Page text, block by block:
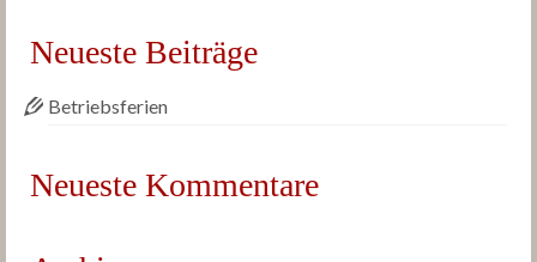
Neueste Beiträge
Betriebsferien
Neueste Kommentare